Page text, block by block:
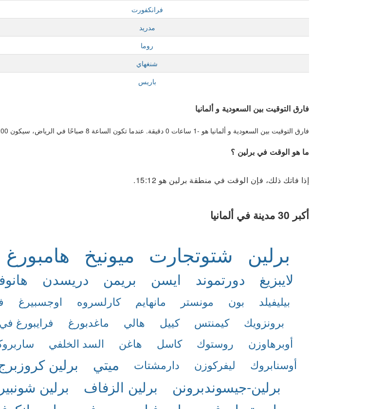
فرانكفورت
مدريد
روما
شنغهاي
باريس
فارق التوقيت بين السعودية و ألمانيا
فارق التوقيت بين السعودية و ألمانيا هو -1 ساعات 0 دقيقة. عندما تكون الساعة 8 صباحًا في الرياض، سيكون 07:00 08/08/2026 في ألمانيا
ما هو الوقت في برلين ؟
إذا فاتك ذلك، فإن الوقت في منطقة برلين هو 15:12.
أكبر 30 مدينة في ألمانيا
برلين شتوتجارت ميونيخ هامبورغ
لايبزيغ
دورتموند ايسن بريمن دريسدن
بيليفيلد
بون مونستر مانهايم كارلسروه اوجسبيرغ
برونزويك
كيمنتس كييل هالي ماغدبورغ فرايبورغ
أوبرهاوزن
روستوك كاسل هاغن السد الخلفي
أوسنابروك
ليفركوزن دارمشتات ميتي برلين
برلين-جيسوندبرونن
برلين الزفاف برلين